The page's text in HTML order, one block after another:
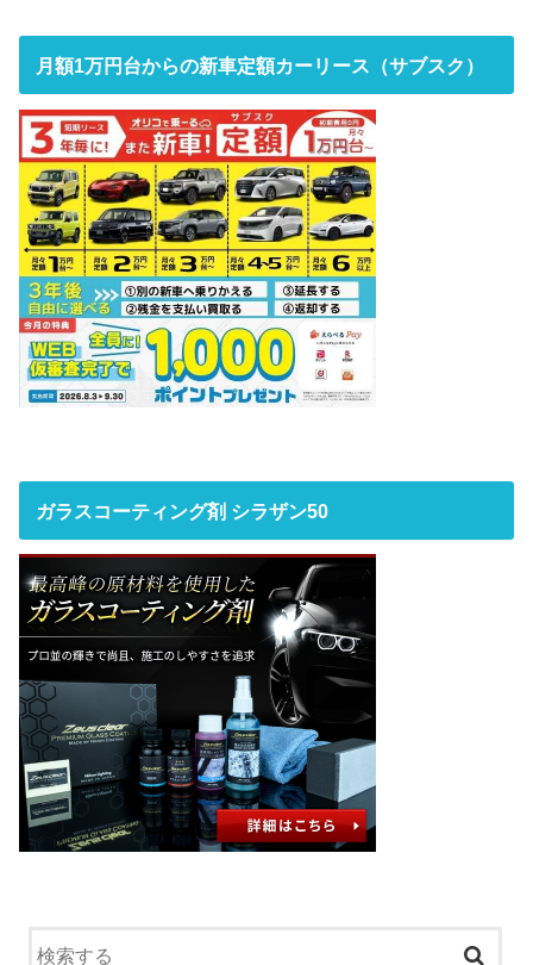
月額1万円台からの新車定額カーリース（サブスク）
ガラスコーティング剤 シラザン50